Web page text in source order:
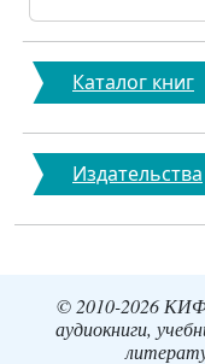
Каталог книг
Издательства
© 2010-2026 КИФ
аудиокниги,